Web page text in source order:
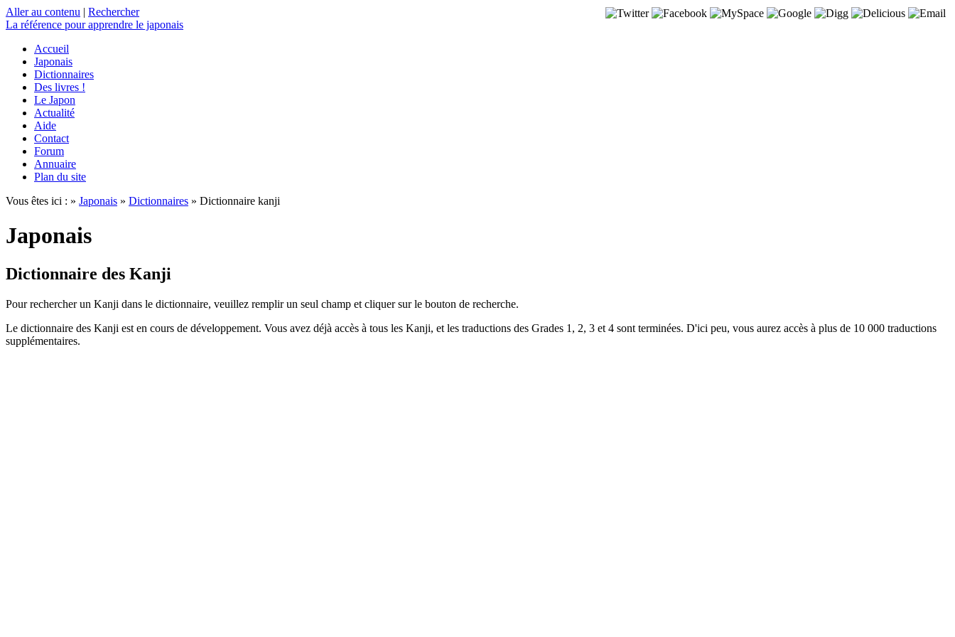
Aller au contenu | Rechercher
La référence pour apprendre le japonais
Accueil
Japonais
Dictionnaires
Des livres !
Le Japon
Actualité
Aide
Contact
Forum
Annuaire
Plan du site
Vous êtes ici : » Japonais » Dictionnaires » Dictionnaire kanji
Japonais
Dictionnaire des Kanji
Pour rechercher un Kanji dans le dictionnaire, veuillez remplir un seul champ et cliquer sur le bouton de recherche.
Le dictionnaire des Kanji est en cours de développement. Vous avez déjà accès à tous les Kanji, et les traductions des Grades 1, 2, 3 et 4 sont terminées. D'ici peu, vous aurez accès à plus de 10 000 traductions
supplémentaires.